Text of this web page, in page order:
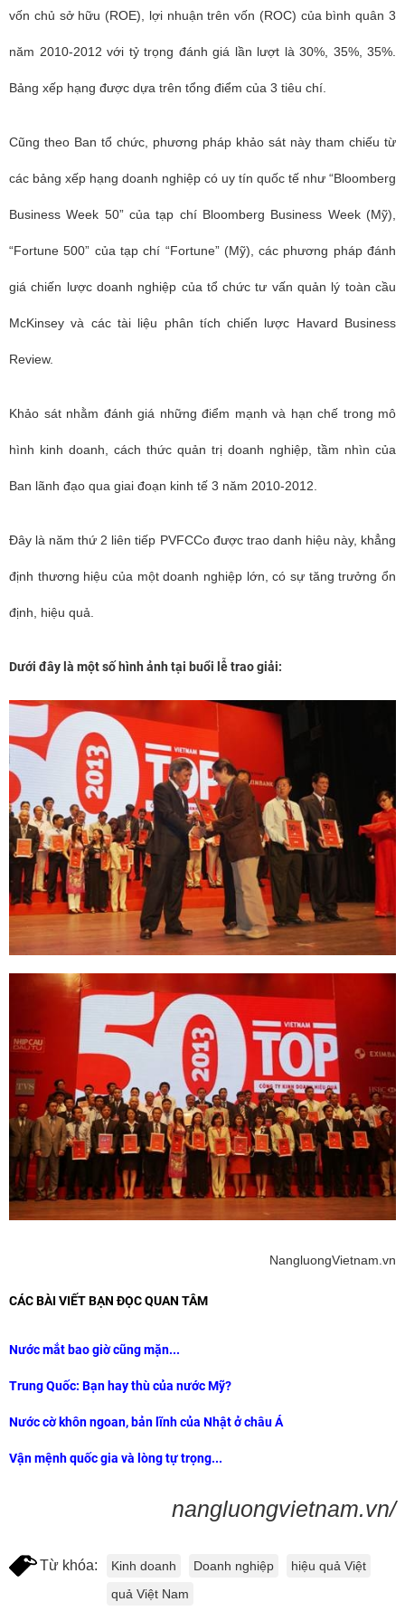
vốn chủ sở hữu (ROE), lợi nhuận trên vốn (ROC) của bình quân 3
năm 2010-2012 với tỷ trọng đánh giá lần lượt là 30%, 35%, 35%.
Bảng xếp hạng được dựa trên tổng điểm của 3 tiêu chí.
Cũng theo Ban tổ chức, phương pháp khảo sát này tham chiếu từ
các bảng xếp hạng doanh nghiệp có uy tín quốc tế như “Bloomberg
Business Week 50” của tạp chí Bloomberg Business Week (Mỹ),
“Fortune 500” của tạp chí “Fortune” (Mỹ), các phương pháp đánh
giá chiến lược doanh nghiệp của tổ chức tư vấn quản lý toàn cầu
McKinsey và các tài liệu phân tích chiến lược Havard Business
Review.
Khảo sát nhằm đánh giá những điểm mạnh và hạn chế trong mô
hình kinh doanh, cách thức quản trị doanh nghiệp, tầm nhìn của
Ban lãnh đạo qua giai đoạn kinh tế 3 năm 2010-2012.
Đây là năm thứ 2 liên tiếp PVFCCo được trao danh hiệu này, khẳng
định thương hiệu của một doanh nghiệp lớn, có sự tăng trưởng ổn
định, hiệu quả.
Dưới đây là một số hình ảnh tại buổi lễ trao giải:
NangluongVietnam.vn
CÁC BÀI VIẾT BẠN ĐỌC QUAN TÂM
Nước mắt bao giờ cũng mặn...
Trung Quốc: Bạn hay thù của nước Mỹ?
Nước cờ khôn ngoan, bản lĩnh của Nhật ở châu Á
Vận mệnh quốc gia và lòng tự trọng...
nangluongvietnam.vn/
Từ khóa: Kinh doanh Doanh nghiệp
hiệu quả Việt
quả Việt Nam